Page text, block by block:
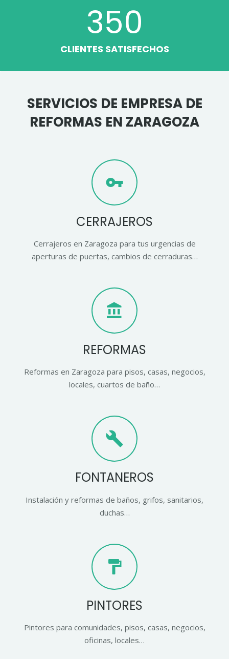
350
CLIENTES SATISFECHOS
SERVICIOS DE EMPRESA DE
REFORMAS EN ZARAGOZA
vpn_key
CERRAJEROS
Cerrajeros en Zaragoza para tus urgencias de
aperturas de puertas, cambios de cerraduras…
account_balance
REFORMAS
Reformas en Zaragoza para pisos, casas, negocios,
locales, cuartos de baño…
build
FONTANEROS
Instalación y reformas de baños, grifos, sanitarios,
duchas…
format_paint
PINTORES
Pintores para comunidades, pisos, casas, negocios,
oficinas, locales…